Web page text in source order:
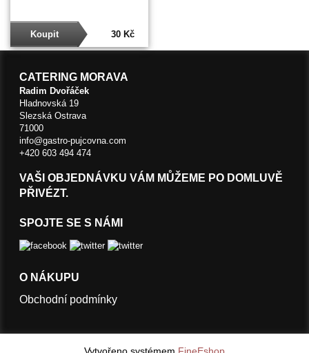
30 Kč
Koupit
CATERING MORAVA
Radim Dvořáček
Hladnovská 19
Slezská Ostrava
71000
info@gastro-pujcovna.com
+420 603 494 474
VAŠI OBJEDNÁVKU VÁM MŮŽEME PO DOMLUVĚ
PŘIVÉZT.
SPOJTE SE S NÁMI
O NÁKUPU
Obchodní podmínky